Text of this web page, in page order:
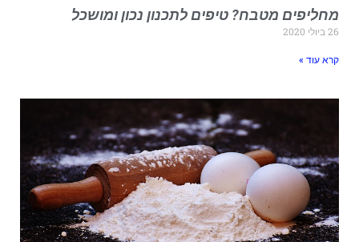
מטבח? טיפים לתכנון נכון ומושכל
עוד »